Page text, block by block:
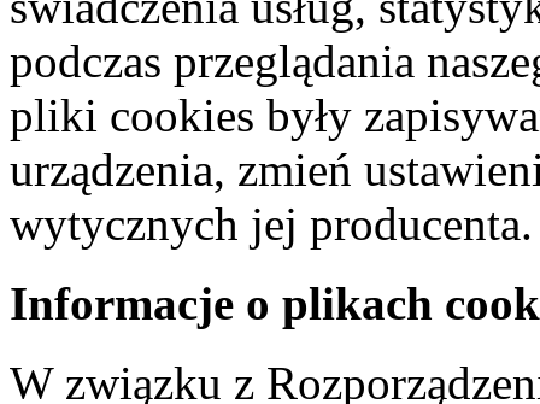
podczas przeglądania
pliki cookies były
urządzenia, zmień
wytycznych jej producenta.
Informacje o plikach
W związku z